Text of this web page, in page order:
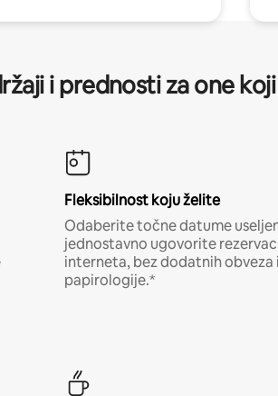
i prednosti za one
Fleksibilnost koju želite
Odaberite točne datume
jednostavno ugovorite
interneta, bez dodatnih obveza
papirologije.*